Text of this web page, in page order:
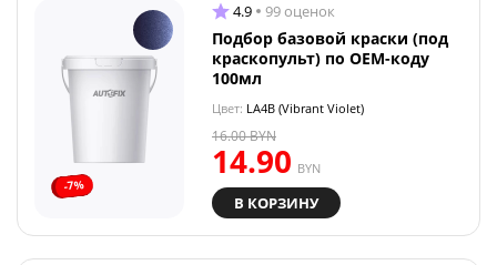
-7%
4.9 99 оценок
Подбор базовой краски (под
краскопульт) по OEM-коду
100мл
Цвет: LA4B (Vibrant Violet)
14.90 BYN
16.00BYN
В КОРЗИНУ